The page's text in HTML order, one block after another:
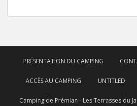
PRÉSENTATION DU CAMPING
ACCÈS AU CAMPING UNTITLED
Camping de Prémian - Les Terrasses du